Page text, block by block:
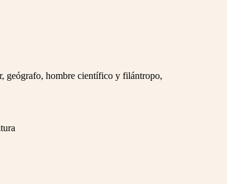
geógrafo, hombre científico y filántropo,